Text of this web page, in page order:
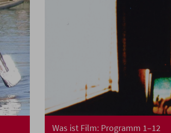
Was ist Film: Programm 1–12